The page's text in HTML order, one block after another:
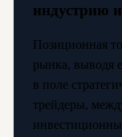
индустрию
Позиционная
рынка, выводя
в поле
трейдеры,